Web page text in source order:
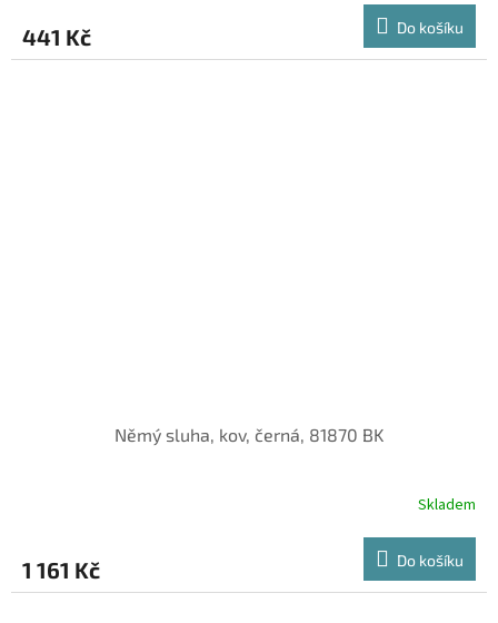
441 Kč Do košíku
Němý sluha, kov, černá, 81870 BK
Skladem
1 161 Kč Do košíku